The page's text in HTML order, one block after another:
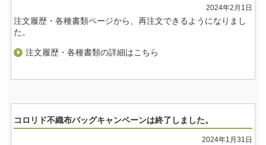
2024年2月1日
注文履歴・各種書類ページから、再注文できるようになりまし
た。
注文履歴・各種書類の詳細はこちら
コロリド不織布バッグキャンペーンは終了しました。
2024年1月31日